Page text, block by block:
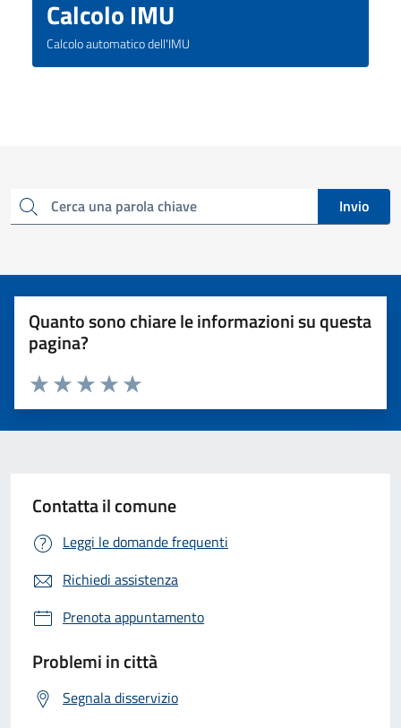
Calcolo IMU
Calcolo automatico dell'IMU
Cerca una parola chiave Invio
Quanto sono chiare le informazioni su questa
pagina?
Valuta 5 stelle su 5
Valuta 4 stelle su 5
Valuta 3 stelle su 5
Valuta 2 stelle su 5
Valuta 1 stelle su 5
Contatta il comune
Leggi le domande frequenti
Richiedi assistenza
Prenota appuntamento
Problemi in città
Segnala disservizio